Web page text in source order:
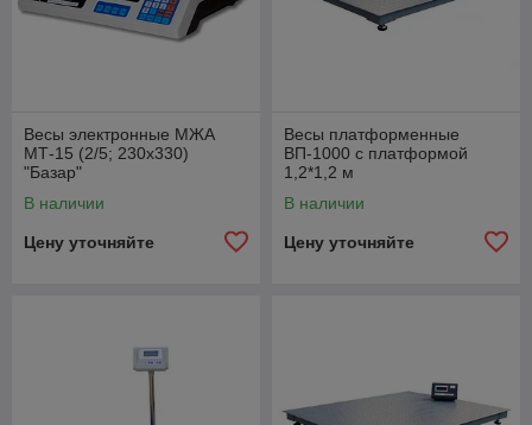
Весы электронные МЖА
МТ-15 (2/5; 230х330)
"Базар"
В наличии
Цену уточняйте
Весы платформенные
ВП-1000 с платформой
1,2*1,2 м
В наличии
Цену уточняйте